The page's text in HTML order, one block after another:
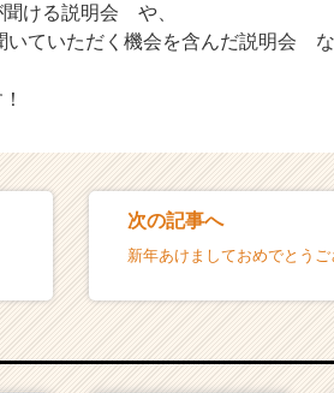
ける説明会 や、
ていただく機会を含んだ説明会 な
次の記事へ
新年あけましておめでとうご